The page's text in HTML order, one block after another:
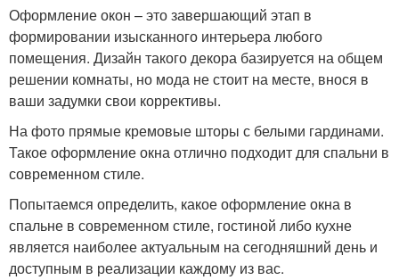
Оформление окон – это завершающий этап в
формировании изысканного интерьера любого
помещения. Дизайн такого декора базируется на общем
решении комнаты, но мода не стоит на месте, внося в
ваши задумки свои коррективы.
На фото прямые кремовые шторы с белыми гардинами.
Такое оформление окна отлично подходит для спальни в
современном стиле.
Попытаемся определить, какое оформление окна в
спальне в современном стиле, гостиной либо кухне
является наиболее актуальным на сегодняшний день и
доступным в реализации каждому из вас.